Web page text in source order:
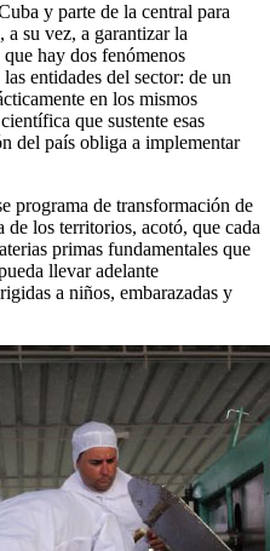
y parte de la central para
a su vez, a garantizar la
hay dos fenómenos
entidades del sector: de un
en los mismos
que sustente esas
del país obliga a implementar
programa de transformación de
de los territorios, acotó, que cada
primas fundamentales que
llevar adelante
a niños, embarazadas y